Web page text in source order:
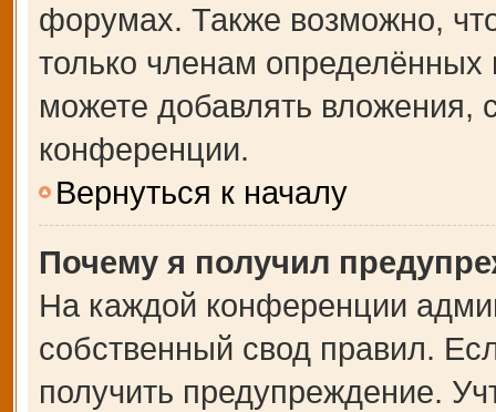
форумах. Также возможно,
только членам
можете добавлять вложения,
конференции.
Вернуться к началу
Почему я получил
На каждой конференции
собственный свод правил.
получить предупреждение.